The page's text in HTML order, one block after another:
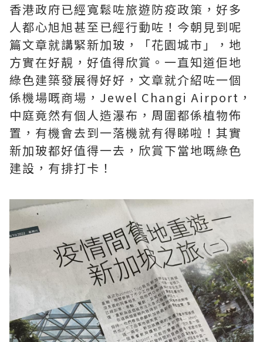
香港政府已經寬鬆咗旅遊防疫政策，好多
人都心旭旭甚至已經行動咗！今朝見到呢
篇文章就講緊新加玻，「花園城市」，地
方實在好靚，好值得欣賞。一直知道佢地
綠色建築發展得好好，文章就介紹咗一個
係機場嘅商場，Jewel Changi Airport，
中庭竟然有個人造瀑布，周圍都係植物佈
置，有機會去到一落機就有得睇啦！其實
新加玻都好值得一去，欣賞下當地嘅綠色
建設，有排打卡！